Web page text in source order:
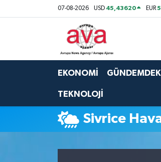
07-08-2026 USD 45,43620 EUR
EKONOMİ
TEKNOLOJİ
Sivrice
Nöbetçi Eczaneler
Namaz Vakitleri
Trafik Durumu